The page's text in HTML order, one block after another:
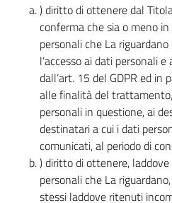
) diritto di ottenere dal
conferma che sia o meno
personali che La
l’accesso ai dati personali
dall’art. 15 del GDPR ed in
alle finalità del
personali in questione, ai
destinatari a cui i dati
comunicati, al periodo di
) diritto di ottenere,
personali che La
stessi laddove ritenuti